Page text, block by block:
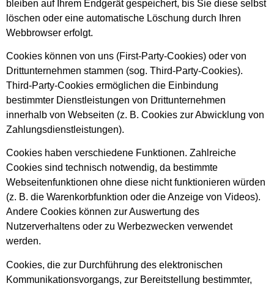
bleiben auf Ihrem Endgerät gespeichert, bis Sie diese selbst
löschen oder eine automatische Löschung durch Ihren
Webbrowser erfolgt.
Cookies können von uns (First-Party-Cookies) oder von
Drittunternehmen stammen (sog. Third-Party-Cookies).
Third-Party-Cookies ermöglichen die Einbindung
bestimmter Dienstleistungen von Drittunternehmen
innerhalb von Webseiten (z. B. Cookies zur Abwicklung von
Zahlungsdienstleistungen).
Cookies haben verschiedene Funktionen. Zahlreiche
Cookies sind technisch notwendig, da bestimmte
Webseitenfunktionen ohne diese nicht funktionieren würden
(z. B. die Warenkorbfunktion oder die Anzeige von Videos).
Andere Cookies können zur Auswertung des
Nutzerverhaltens oder zu Werbezwecken verwendet
werden.
Cookies, die zur Durchführung des elektronischen
Kommunikationsvorgangs, zur Bereitstellung bestimmter,